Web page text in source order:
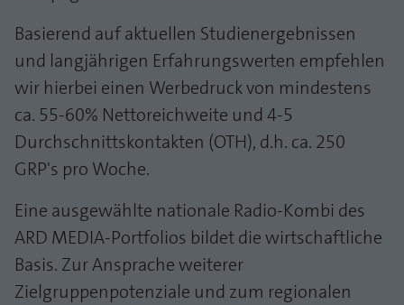
Basierend auf aktuellen Studienergebnissen
und langjährigen Erfahrungswerten empfehlen
wir hierbei einen Werbedruck von mindestens
ca. 55-60% Nettoreichweite und 4-5
Durchschnittskontakten (OTH), d.h. ca. 250
GRP's pro Woche.
Eine ausgewählte nationale Radio-Kombi des
ARD MEDIA-Portfolios bildet die wirtschaftliche
Basis. Zur Ansprache weiterer
Zielgruppenpotenziale und zum regionalen
PHPs Standard Sitzungs Identifikation
Zweck
Cookie von AT INTERNET zur Steuerung der
erweiterten Script- und Ereignisbehandlung